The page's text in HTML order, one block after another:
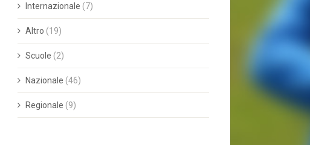
Internazionale (7)
Altro (19)
Scuole (2)
Nazionale (46)
Regionale (9)